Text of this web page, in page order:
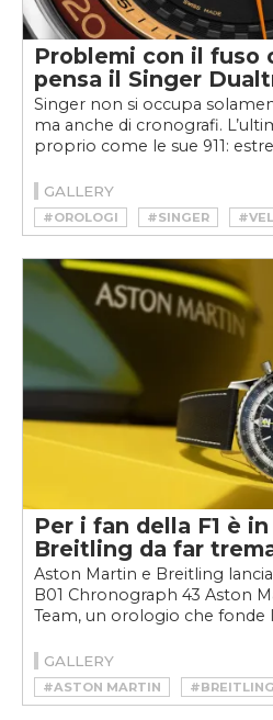
Problemi con il fuso
pensa il Singer
Singer non si occupa
ma anche di cronografi.
proprio come le sue 911:
GALLERY
#OROLOGI #SINGER
Per i fan della F1 è
Breitling da far
Aston Martin e Breitling
B01 Chronograph 43 Aston
Team, un orologio che fonde
GALLERY
#ASTON MARTIN
#BREITLING
#BREITLING NAVITIMER